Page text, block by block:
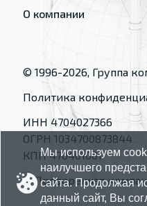
О компании
© 1996-2026, Группа
Политика
ИНН 4704027366
ОГРН 1034700873844
КПП 470401001
Мы используем
наилучшего
сайта. Продолжая
данный сайт, Вы